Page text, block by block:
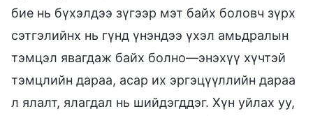
бие нь бүхэлдээ зүгээр мэт байх боловч зүрх
сэтгэлийнх нь гүнд үнэндээ үхэл амьдралын
тэмцэл явагдаж байх болно—энэхүү хүчтэй
тэмцлийн дараа, асар их эргэцүүллийн дараа
л ялалт, ялагдал нь шийдэгддэг. Хүн уйлах уу,